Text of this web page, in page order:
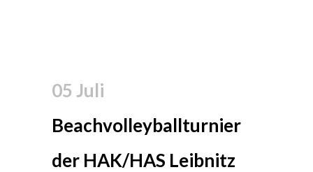
05 Juli
Beachvolleyballturnier
der HAK/HAS Leibnitz